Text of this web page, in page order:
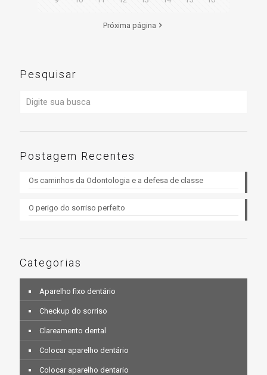
Próxima página
Pesquisar
Postagem Recentes
Os caminhos da Odontologia e a defesa de classe
O perigo do sorriso perfeito
Categorias
Aparelho fixo dentário
Checkup do sorriso
Clareamento dental
Colocar aparelho dentário
Colocar aparelho dentario